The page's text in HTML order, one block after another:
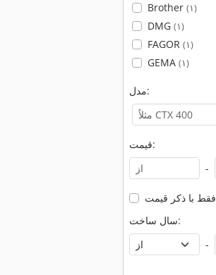
Brother (۱)
DMG (۱)
FAGOR (۱)
GEMA (۱)
مدل:
قیمت:
-
فقط با ذکر قیمت
سال ساخت:
-